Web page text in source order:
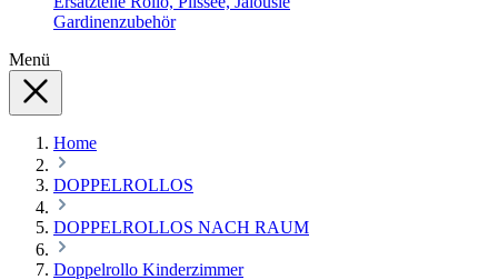
Gardinenzubehör
Menü
Home
DOPPELROLLOS
DOPPELROLLOS NACH RAUM
Doppelrollo Kinderzimmer